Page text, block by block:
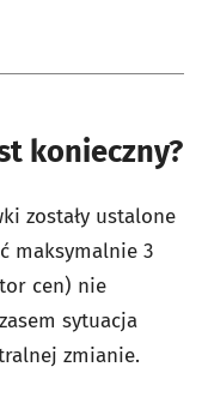
konieczny?
zostały ustalone
maksymalnie 3
cen) nie
sytuacja
zmianie.